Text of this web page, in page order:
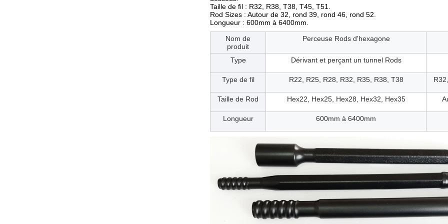
Taille de fil : R32, R38, T38, T45, T51.
Rod Sizes : Autour de 32, rond 39, rond 46, rond 52.
Longueur : 600mm à 6400mm.
Nom de
produit
Perceuse Rods d'hexagone
Type Dérivant et perçant un tunnel Rods
Type de fil R22, R25, R28, R32, R35, R38, T38
Taille de Rod Hex22, Hex25, Hex28, Hex32, Hex35
Longueur 600mm à 6400mm